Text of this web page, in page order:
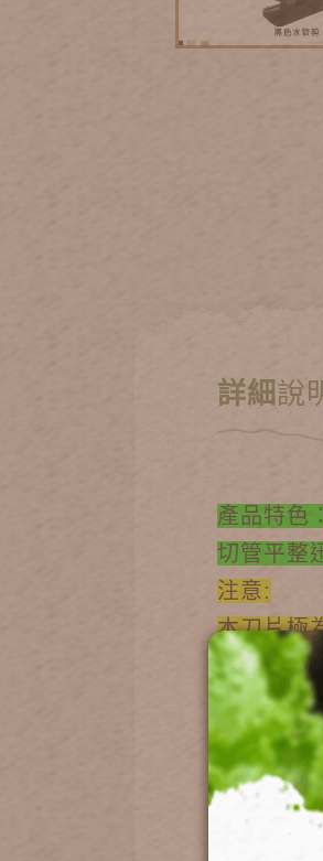
詳細說
產品特色：
切管平整
注意:
本刀片極
(1)黑色
無拔管設計